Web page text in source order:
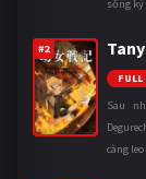
sống
#2
FULL
Sau
càng